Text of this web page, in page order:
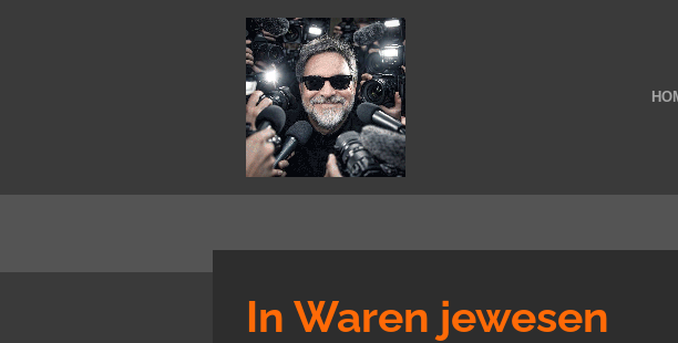
In Waren jewesen